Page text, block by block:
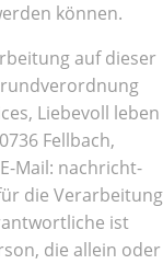
können.
auf dieser
Liebevoll leben
Fellbach,
Mail: nachricht-
die Verarbeitung
ist
die allein oder